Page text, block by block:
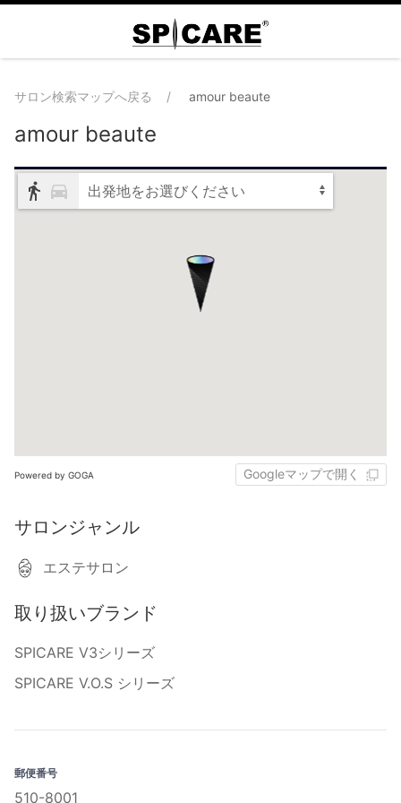
サロン検索マップへ戻る amour beaute
amour beaute
出発地をお選びください
Powered by GOGA Googleマップで開く
サロンジャンル
エステサロン
取り扱いブランド
SPICARE V3シリーズ
SPICARE V.O.S シリーズ
郵便番号
510-8001